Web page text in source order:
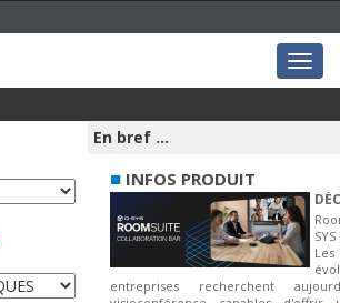
En bref ...
■ INFOS PRODUIT
entreprises recherchent